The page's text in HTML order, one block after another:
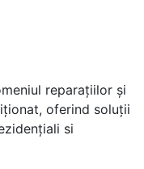
reparațiilor și
oferind soluții
si